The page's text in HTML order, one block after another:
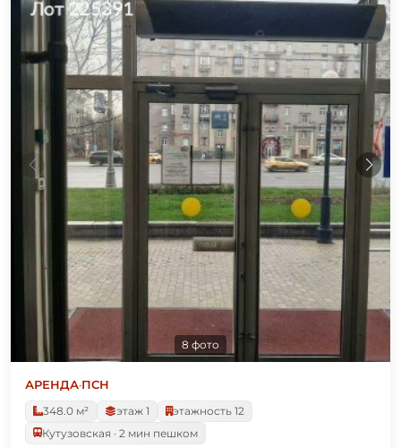
8 фото
АРЕНДА·ПСН
348.0 м²
этаж 1
этажность 12
Кутузовская · 2 мин пешком